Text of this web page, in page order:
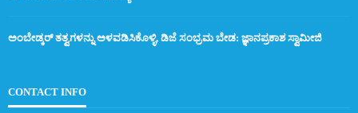
ಅಂಬೇಡ್ಕರ್ ತತ್ವಗಳನ್ನು ಅಳವಡಿಸಿಕೊಳ್ಳಿ, ಡಿಜೆ ಸಂಭ್ರಮ ಬೇಡ: ಜ್ಞಾನಪ್ರಕಾಶ ಸ್ವಾಮೀಜಿ
CONTACT INFO